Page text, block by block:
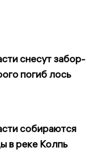
снесут забор-
погиб лось
собираются
в реке Колпь